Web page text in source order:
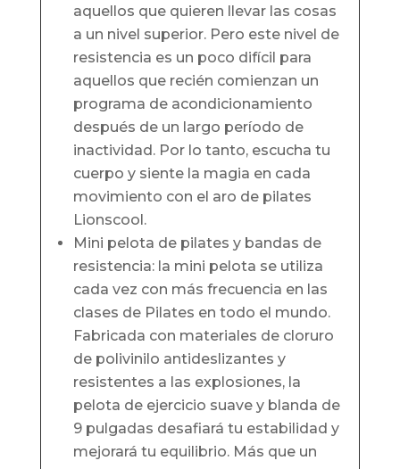
aquellos que quieren llevar las cosas
a un nivel superior. Pero este nivel de
resistencia es un poco difícil para
aquellos que recién comienzan un
programa de acondicionamiento
después de un largo período de
inactividad. Por lo tanto, escucha tu
cuerpo y siente la magia en cada
movimiento con el aro de pilates
Lionscool.
Mini pelota de pilates y bandas de
resistencia: la mini pelota se utiliza
cada vez con más frecuencia en las
clases de Pilates en todo el mundo.
Fabricada con materiales de cloruro
de polivinilo antideslizantes y
resistentes a las explosiones, la
pelota de ejercicio suave y blanda de
9 pulgadas desafiará tu estabilidad y
mejorará tu equilibrio. Más que un